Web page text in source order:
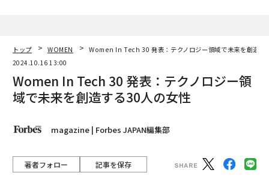
トップ WOMEN
Women In Tech 30 発表：テクノロジー領域で未来を創造す
2024.10.16 13:00
Women In Tech 30 発表：テクノロジー領
域で未来を創造する30人の女性
magazine | Forbes JAPAN編集部
著者フォロー 記事を保存